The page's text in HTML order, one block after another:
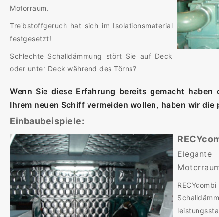
Motorraum.
Treibstoffgeruch hat sich im Isolationsmaterial
festgesetzt!
Schlechte Schalldämmung stört Sie auf Deck
oder unter Deck während des Törns?
Wenn Sie diese Erfahrung bereits gemacht
Ihrem neuen Schiff vermeiden wollen, haben wir die
Einbaubeispiele: